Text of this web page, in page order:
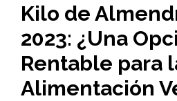
Kilo de
2023: ¿Una
Rentable para
Alimentación